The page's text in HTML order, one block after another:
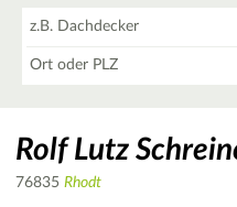
Rolf Lutz
76835 Rhodt